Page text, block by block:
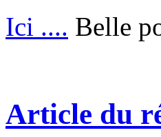
Ici .... Belle
Article du